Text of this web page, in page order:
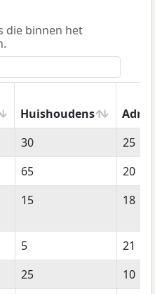
die binnen het
Huishoudens
Huishoudens
30
25
65
20
15 18
5
21
25
10